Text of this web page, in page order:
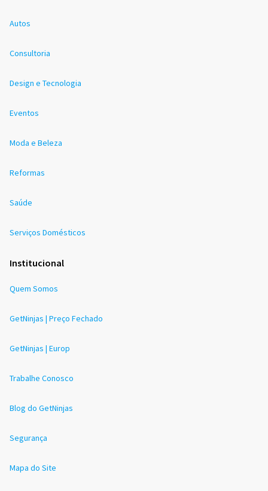
Autos
Consultoria
Design e Tecnologia
Eventos
Moda e Beleza
Reformas
Saúde
Serviços Domésticos
Institucional
Quem Somos
GetNinjas | Preço Fechado
GetNinjas | Europ
Trabalhe Conosco
Blog do GetNinjas
Segurança
Mapa do Site